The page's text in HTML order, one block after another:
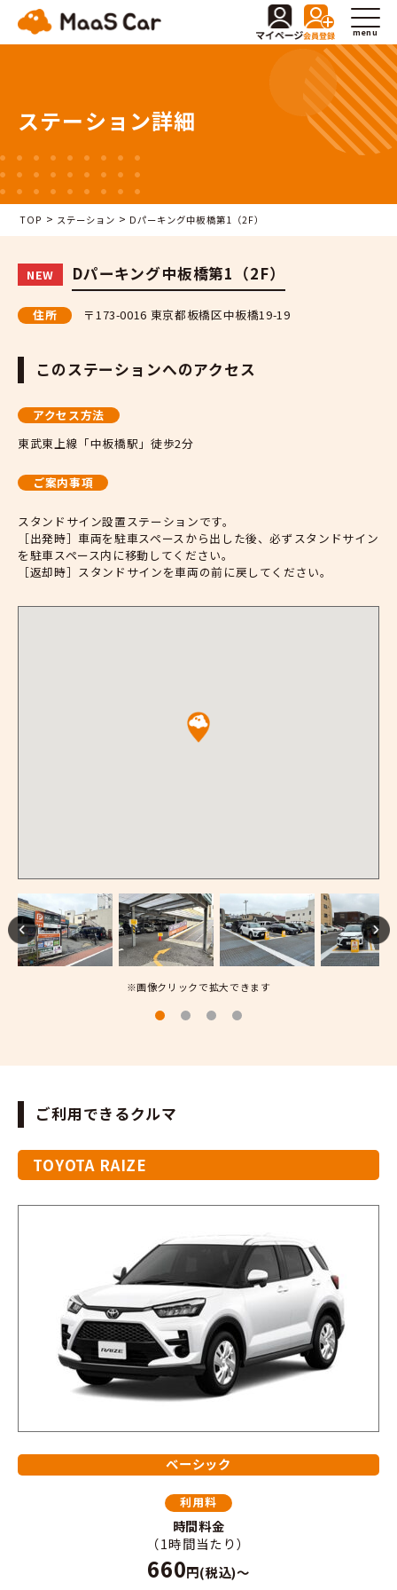
menu
ステーション詳細
TOP > ステーション > Dパーキング中板橋第1（2F）
NEW Dパーキング中板橋第1（2F）
住所 〒173-0016 東京都板橋区中板橋19-19
このステーションへのアクセス
アクセス方法
東武東上線「中板橋駅」徒歩2分
ご案内事項
スタンドサイン設置ステーションです。
［出発時］車両を駐車スペースから出した後、必ずスタンドサイン
を駐車スペース内に移動してください。
［返却時］スタンドサインを車両の前に戻してください。
※画像クリックで拡大できます
ご利用できるクルマ
TOYOTA RAIZE
ベーシック
利用料
時間料金
（1時間当たり）
660円(税込)～